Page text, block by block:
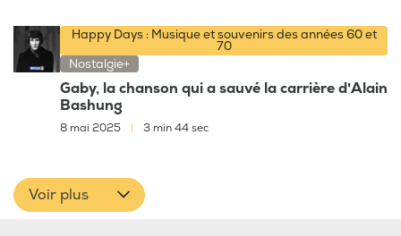
Happy Days : Musique et souvenirs des années 60 et
70
Nostalgie+
Gaby, la chanson qui a sauvé la carrière d'Alain
Bashung
8 mai 2025 3 min 44 sec
Voir plus